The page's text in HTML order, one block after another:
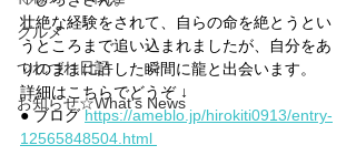
グルメ
つれづれ日記
お知らせ☆What's News
壮絶な経験をされて、自らの命を絶とうとい
うところまで追い込まれましたが、自分をあ
りのままに許した瞬間に龍と出会います。
詳細はこちらでどうぞ ↓
● ブログ https://ameblo.jp/hirokiti0913/entry-
12565848504.html